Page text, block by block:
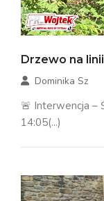
Drzewo na
Dominika Sz
🚨 Interwencja –
14:05(...)